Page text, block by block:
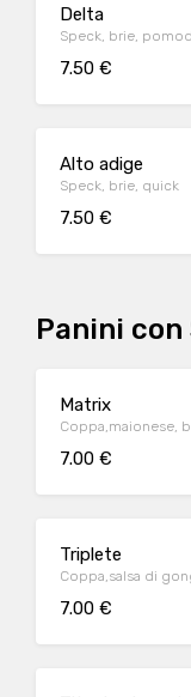
Delta
Speck, brie,
7.50 €
Alto adige
Speck, brie, quick
7.50 €
Panini con
Matrix
Coppa,maionese,
7.00 €
Triplete
Coppa,salsa di
7.00 €